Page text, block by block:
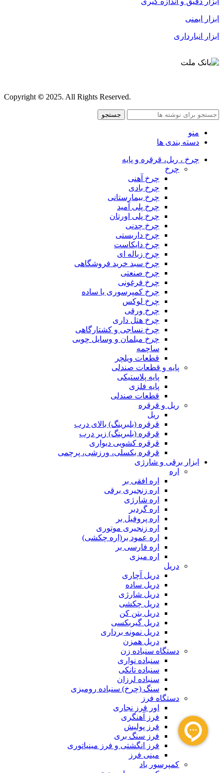
ابزار ایمنی
ابزار انبارداری
Copyright© 2025. All Rights Reserved.
جستجو
منو
دسته بندی ها
چرخ ، ریل، قرقره و پایه
چرخ
چرخ آهنی
چرخ بادی
چرخ بیمارستانی
چرخ پلی آمید
چرخ پلی اورتان
چرخ چدنی
چرخ داربستی
چرخ دایکاست
چرخ زباله ای
چرخ سبد خرید فروشگاهی
چرخ صنعتی
چرخ فرغونی
چرخ کمپرسوری یا ساده
چرخ لوکس
چرخ ورقی
چرخ هتل داری
چرخ نساجی و کشتارگاهی
چرخ مبلمان و وسایل چوبی
ساچمه
قطعات ویلچر
پایه و قطعات صندلی
پایه پلاستیکی
پایه فلزی
قطعات صندلی
ریل و قرقره
ریل
قرقره (بلبرینگ) بالای درب
قرقره (بلبرینگ) زیر درب
قرقره کشویی دیواری
قرقره بکسلی، ورزشی، پرچمی
ابزار برقی و شارژی
اره
اره افقی بر
اره زنجیری برقی
اره شارژی
اره گردبر
اره پروفیل بر
اره زنجیری موتوری
اره عمود بر(اره چکشی)
اره فارسی بر
اره میزی
دریل
دریل آچاری
دریل ساده
دریل شارژی
دریل چکشی
دریل بتن کن
دریل گیربکسی
دریل نمونه برداری
دریل همزن
دستگاه سنباده زن
سنباده نواری
سنباده تانکی
سنباده لرزان
سنگ (چرخ) سنباده رومیزی
دستگاه فرز
اور فرز نجاری
فرز آهنگری
فرز پولیش
فرز سنگ بری
فرز انگشتی و فرز مینیاتوری
مینی فرز
کمپرسور باد